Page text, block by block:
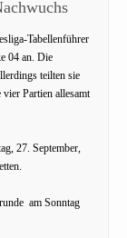
Tabellenführer
04 an. Die
teilten sie
Partien allesamt
27. September,
am Sonntag